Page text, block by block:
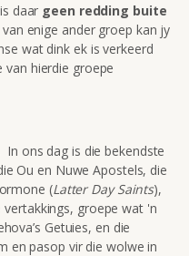
daar geen redding buite
enige ander groep kan jy
wat dink ek is verkeerd
hierdie groepe
In ons dag is die bekendste
Ou en Nuwe Apostels, die
(Latter Day Saints),
groepe wat 'n
Getuies, en die
en pasop vir die wolwe in